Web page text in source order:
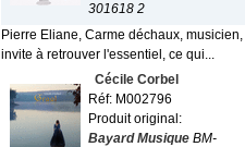
301618 2
Pierre Eliane, Carme déchaux,
invite à retrouver l'essentiel, ce qui...
Cécile Corbel
Réf: M002796
Produit original:
Bayard Musique BM-